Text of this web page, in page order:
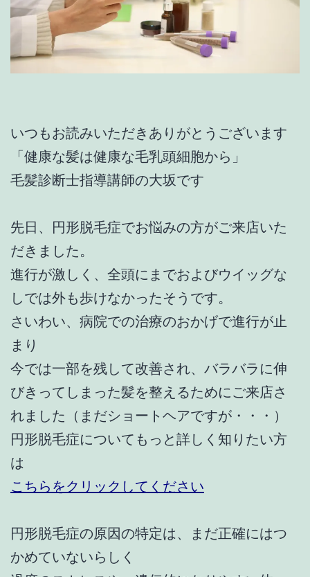
いつもお読みいただきありがとうございます
「健康な髪は健康な毛乳頭細胞から」
毛髪診断士指導講師の大坂です
先日、円形脱毛症でお悩みの方がご来店いた
だきました。
進行が激しく、全頭にまでおよびウイッグな
しでは外も歩けなかったそうです。
さいわい、病院での治療のおかげで進行が止
まり
今では一部を残して改善され、バラバラに伸
びきってしまった髪を整えるためにご来店さ
れました（まだショートヘアですが・・・）
円形脱毛症についてもっと詳しく知りたい方
は
こちらをクリックしてください
円形脱毛症の原因の特定は、まだ正確にはつ
かめていないらしく